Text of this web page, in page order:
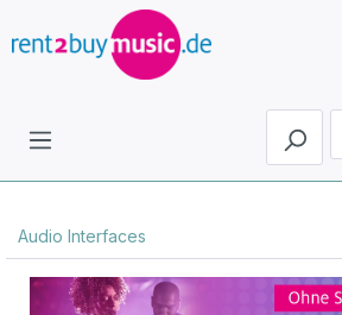
Audio Interfaces